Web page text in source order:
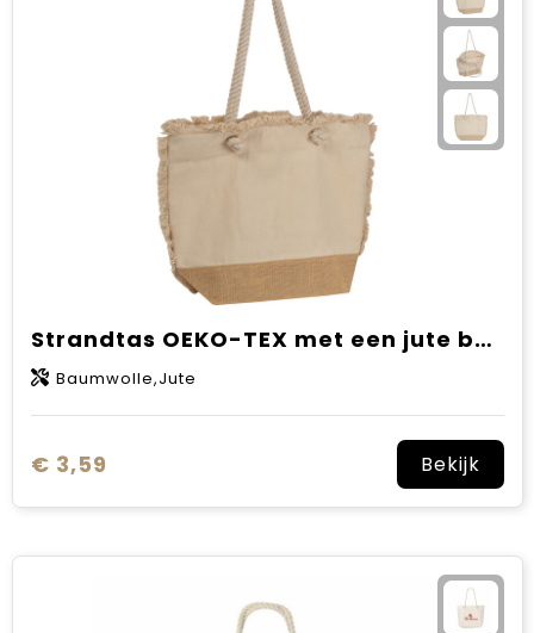
Strandtas OEKO-TEX met een jute bodem en draagkoord
Baumwolle,Jute
€ 3,59 Bekijk